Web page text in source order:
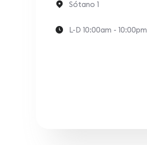
Sótano 1
L-D 10:00am - 10:00pm